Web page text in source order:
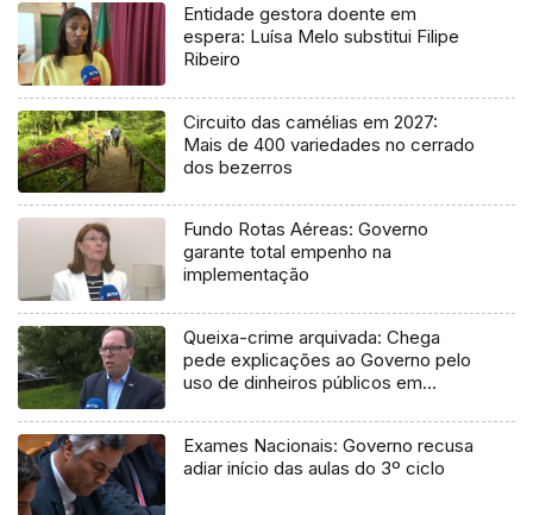
Entidade gestora doente em
espera: Luísa Melo substitui Filipe
Ribeiro
Circuito das camélias em 2027:
Mais de 400 variedades no cerrado
dos bezerros
Fundo Rotas Aéreas: Governo
garante total empenho na
implementação
Queixa-crime arquivada: Chega
pede explicações ao Governo pelo
uso de dinheiros públicos em
Exames Nacionais: Governo recusa
adiar início das aulas do 3º ciclo